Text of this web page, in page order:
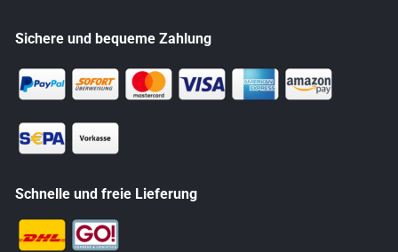
Sichere und bequeme Zahlung
Schnelle und freie Lieferung